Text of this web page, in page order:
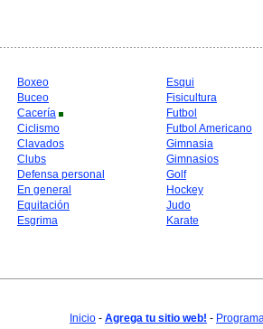
Boxeo
Buceo
Cacería
Ciclismo
Clavados
Clubs
Defensa personal
En general
Equitación
Esgrima
Esqui
Fisicultura
Futbol
Futbol Americano
Gimnasia
Gimnasios
Golf
Hockey
Judo
Karate
Inicio - Agrega tu sitio web! -